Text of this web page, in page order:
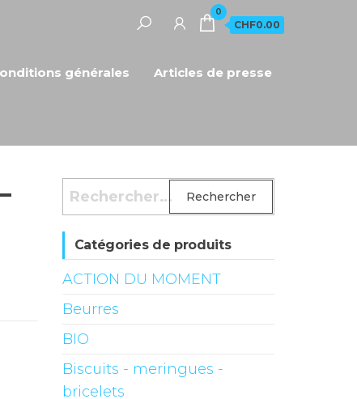
0
CHF0.00
générales Articles de presse
Rechercher :
Catégories de produits
ACTION DU MOMENT
Beurres
BIO
Biscuits - meringues -
bricelets